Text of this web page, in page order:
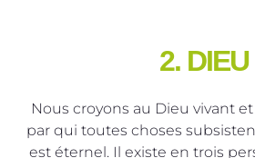
2. DIEU
Nous croyons au Dieu vivant
par qui toutes choses
est éternel. Il existe en trois